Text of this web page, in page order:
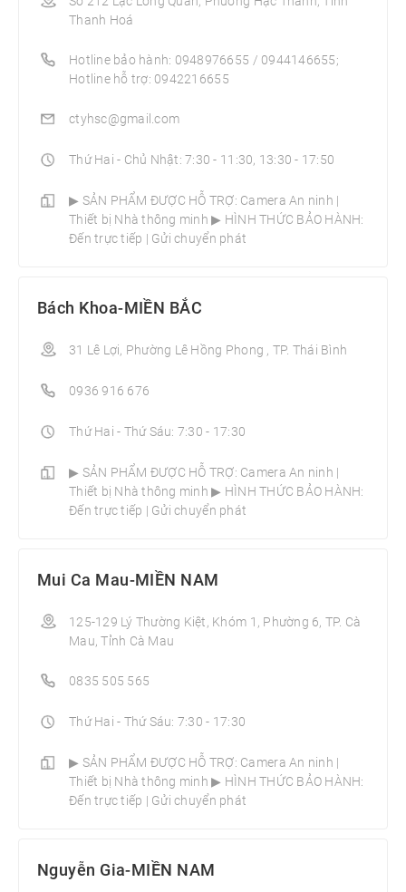
Thanh Hoá
Hotline bảo hành: 0948976655 / 0944146655;
Hotline hỗ trợ: 0942216655
ctyhsc@gmail.com
Thứ Hai - Chủ Nhật: 7:30 - 11:30, 13:30 - 17:50
▶ SẢN PHẨM ĐƯỢC HỖ TRỢ: Camera An ninh |
Thiết bị Nhà thông minh­ ▶ HÌNH THỨC BẢO HÀNH:
Đến trực tiếp | Gửi chuyển phát
Bách Khoa-MIỀN BẮC
31 Lê Lợi, Phường Lê Hồng Phong , TP. Thái Bình
0936 916 676
Thứ Hai - Thứ Sáu: 7:30 - 17:30
▶ SẢN PHẨM ĐƯỢC HỖ TRỢ: Camera An ninh |
Thiết bị Nhà thông minh­ ▶ HÌNH THỨC BẢO HÀNH:
Đến trực tiếp | Gửi chuyển phát
Mui Ca Mau-MIỀN NAM
125-129 Lý Thường Kiệt, Khóm 1, Phường 6, TP. Cà
Mau, Tỉnh Cà Mau
0835 505 565
Thứ Hai - Thứ Sáu: 7:30 - 17:30
▶ SẢN PHẨM ĐƯỢC HỖ TRỢ: Camera An ninh |
Thiết bị Nhà thông minh­ ▶ HÌNH THỨC BẢO HÀNH:
Đến trực tiếp | Gửi chuyển phát
Nguyễn Gia-MIỀN NAM